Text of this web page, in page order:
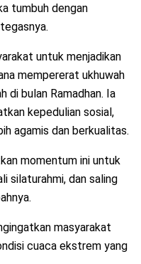
tumbuh dengan
untuk menjadikan
mempererat ukhuwah
di bulan Ramadhan. Ia
kepedulian sosial,
agamis dan berkualitas.
momentum ini untuk
silaturahmi, dan saling
masyarakat
cuaca ekstrem yang